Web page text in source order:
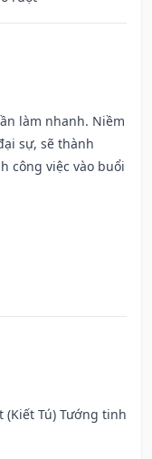
làm nhanh. Niềm
sự, sẽ thành
công việc vào buổi
(Kiết Tú) Tướng tinh